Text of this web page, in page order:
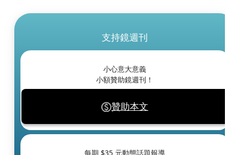
支持鏡週刊
小心意大意義
小額贊助鏡週刊！
贊助本文
每期 $35 元動態話題報導